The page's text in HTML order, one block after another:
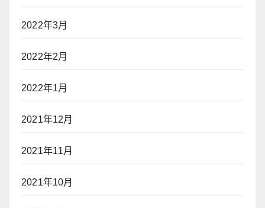
2022年3月
2022年2月
2022年1月
2021年12月
2021年11月
2021年10月